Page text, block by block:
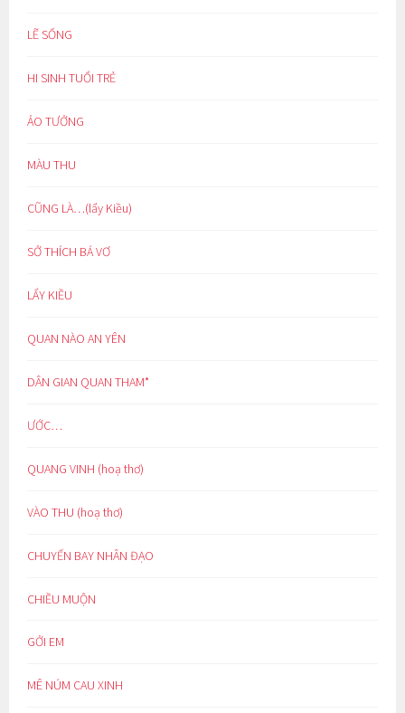
LẼ SỐNG
HI SINH TUỔI TRẺ
ẢO TƯỞNG
MÀU THU
CŨNG LÀ…(lẩy Kiều)
SỞ THÍCH BÁ VƠ
LẨY KIỀU
QUAN NÀO AN YÊN
DÂN GIAN QUAN THAM*
ƯỚC…
QUANG VINH (hoạ thơ)
VÀO THU (hoạ thơ)
CHUYẾN BAY NHÂN ĐẠO
CHIỀU MUỘN
GỞI EM
MÊ NÚM CAU XINH